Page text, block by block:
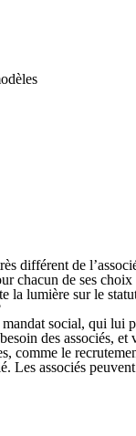
différent de l’associ
chacun de ses
la lumière sur le
mandat social, qui lui
des associés,
comme le
Les associés